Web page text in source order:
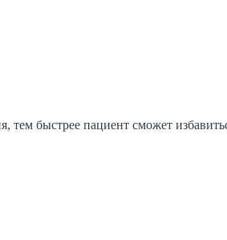
быстрее пациент сможет